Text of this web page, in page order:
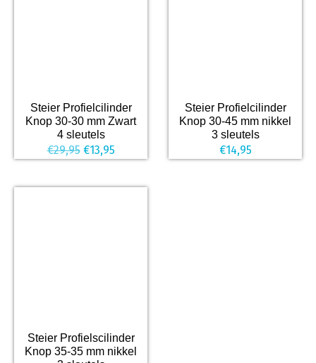
Steier Profielcilinder
Knop 30-30 mm Zwart
4 sleutels
€29,95 Oorspronkelijke
was:
€13,95Huidige
is:
Steier Profielcilinder
Knop 30-45 mm nikkel
3 sleutels
€14,95
Steier Profielscilinder
Knop 35-35 mm nikkel